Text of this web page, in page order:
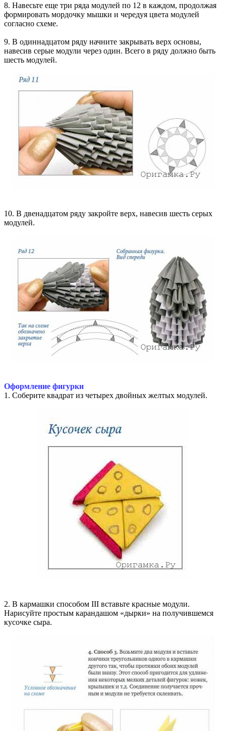
8. Навесьте еще три ряда модулей по 12 в каждом, продолжая
формировать мордочку мышки и чередуя цвета модулей
согласно схеме.
9. В одиннадцатом ряду начните закрывать верх основы,
навесив серые модули через один. Всего в ряду должно быть
шесть модулей.
10. В двенадцатом ряду закройте верх, навесив шесть серых
модулей.
Оформление фигурки
1. Соберите квадрат из четырех двойных желтых модулей.
2. В кармашки способом III вставьте красные модули.
Нарисуйте простым карандашом «дырки» на получившемся
кусочке сыра.